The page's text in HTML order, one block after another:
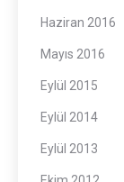
Haziran 2016
Mayıs 2016
Eylül 2015
Eylül 2014
Eylül 2013